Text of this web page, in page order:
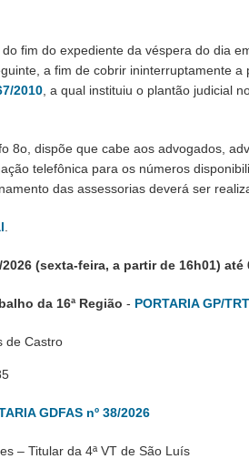
fim do expediente da véspera do dia
a fim de cobrir ininterruptamente
2010, a qual instituiu o plantão judicial
8o, dispõe que cabe aos advogados,
telefônica para os números
das assessorias deverá ser
(sexta-feira, a partir de 16h01) até
da 16ª Região - PORTARIA GP/
de Castro
GDFAS nº 38/2026
– Titular da 4ª VT de São Luís